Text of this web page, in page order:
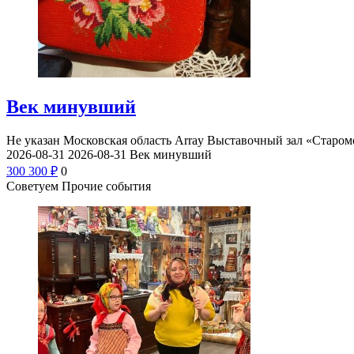
Век минувший
Не указан Московская область Array Выставочный зал
2026-08-31 2026-08-31 Век минувший
300 300 ₽ 0
Советуем Прочие события